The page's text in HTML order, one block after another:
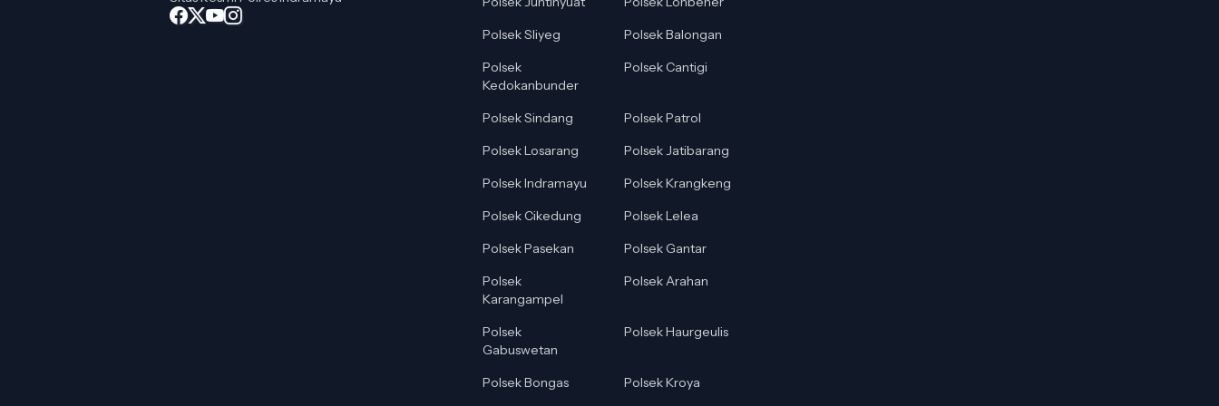
Polsek Sliyeg
Polsek Balongan
Polsek
Kedokanbunder
Polsek Cantigi
Polsek Sindang
Polsek Patrol
Polsek Losarang
Polsek Jatibarang
Polsek Indramayu
Polsek Krangkeng
Polsek Cikedung
Polsek Lelea
Polsek Pasekan
Polsek Gantar
Polsek
Karangampel
Polsek Arahan
Polsek
Gabuswetan
Polsek Haurgeulis
Polsek Bongas Polsek Kroya